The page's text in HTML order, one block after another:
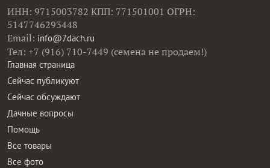
ИНН: 9715003782 КПП: 771501001 ОГРН:
5147746293448
Email: info@7dach.ru
Тел: +7 (916) 710-7449 (семена не продаем!)
Главная страница
Сейчас публикуют
Сейчас обсуждают
Дачные вопросы
Помощь
Все товары
Все фото